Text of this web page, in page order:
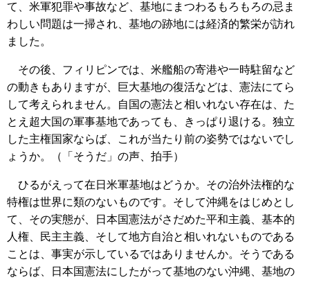
て、米軍犯罪や事故など、基地にまつわるもろもろの忌ま
わしい問題は一掃され、基地の跡地には経済的繁栄が訪れ
ました。
その後、フィリピンでは、米艦船の寄港や一時駐留など
の動きもありますが、巨大基地の復活などは、憲法にてら
して考えられません。自国の憲法と相いれない存在は、た
とえ超大国の軍事基地であっても、きっぱり退ける。独立
した主権国家ならば、これが当たり前の姿勢ではないでし
ょうか。（「そうだ」の声、拍手）
ひるがえって在日米軍基地はどうか。その治外法権的な
特権は世界に類のないものです。そして沖縄をはじめとし
て、その実態が、日本国憲法がさだめた平和主義、基本的
人権、民主主義、そして地方自治と相いれないものである
ことは、事実が示しているではありませんか。そうである
ならば、日本国憲法にしたがって基地のない沖縄、基地の